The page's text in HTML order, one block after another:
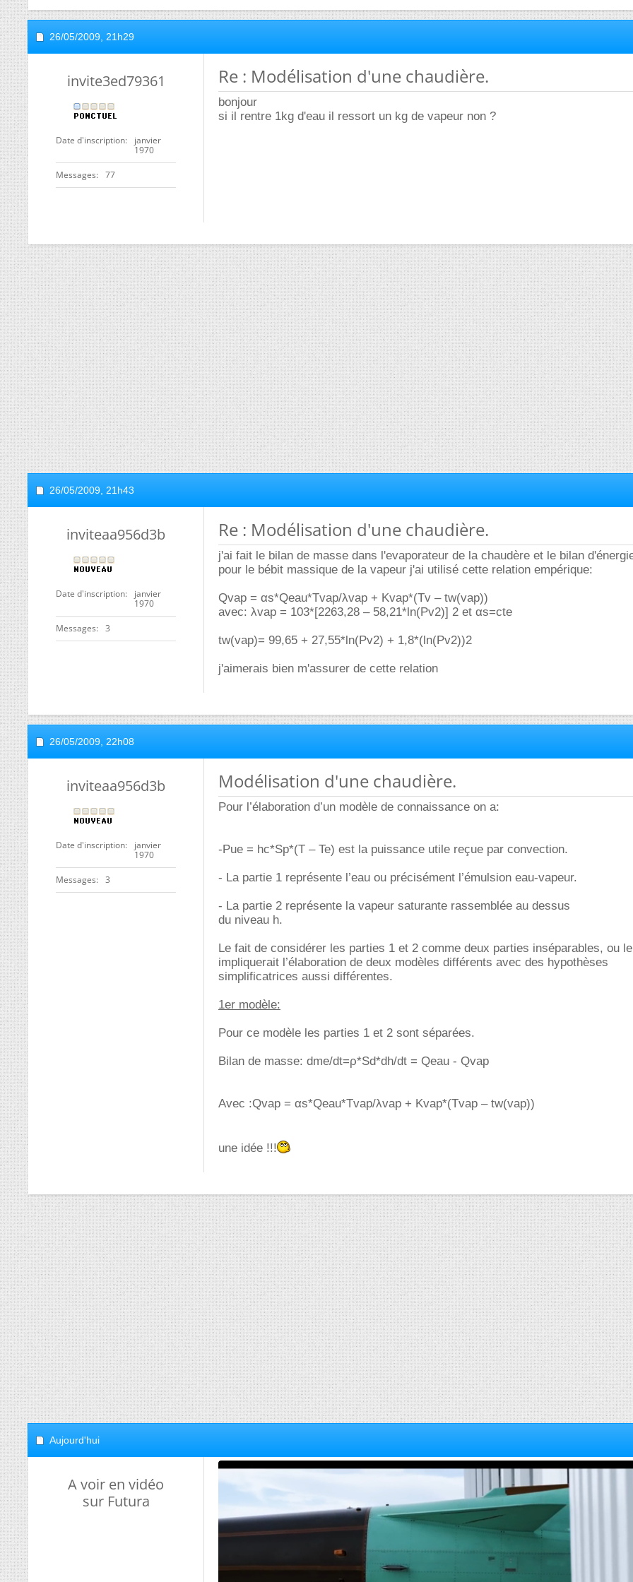
26/05/2009, 21h29
invite3ed79361
Date d'inscription
janvier
1970
Messages 77
Re : Modélisation d'une chaudière.
bonjour
si il rentre 1kg d'eau il ressort un kg de vapeur non ?
26/05/2009, 21h43
inviteaa956d3b
Date d'inscription
janvier
1970
Messages 3
Re : Modélisation d'une chaudière.
j'ai fait le bilan de masse dans l'evaporateur de la chaudère et le bilan
pour le bébit massique de la vapeur j'ai utilisé cette relation empérique:
Qvap = αs*Qeau*Tvap/λvap + Kvap*(Tv – tw(vap))
avec: λvap = 103*[2263,28 – 58,21*ln(Pv2)] 2 et αs=cte
tw(vap)= 99,65 + 27,55*ln(Pv2) + 1,8*(ln(Pv2))2
j'aimerais bien m'assurer de cette relation
26/05/2009, 22h08
inviteaa956d3b
Date d'inscription
janvier
1970
Messages 3
Modélisation d'une chaudière.
Pour l’élaboration d’un modèle de connaissance on a:
-Pue = hc*Sp*(T – Te) est la puissance utile reçue par convection.
- La partie 1 représente l’eau ou précisément l’émulsion eau-vapeur.
- La partie 2 représente la vapeur saturante rassemblée au dessus
du niveau h.
Le fait de considérer les parties 1 et 2 comme deux parties inséparables, ou
impliquerait l’élaboration de deux modèles différents avec des hypothèses
simplificatrices aussi différentes.
1er modèle:
Pour ce modèle les parties 1 et 2 sont séparées.
Bilan de masse: dme/dt=ρ*Sd*dh/dt = Qeau - Qvap
Avec :Qvap = αs*Qeau*Tvap/λvap + Kvap*(Tvap – tw(vap))
une idée !!!
Aujourd'hui
A voir en vidéo
sur Futura